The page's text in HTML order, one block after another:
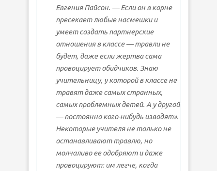
Евгения Пайсон. — Если он в корне
пресекает любые насмешки и
умеет создать партнерские
отношения в классе — травли не
будет, даже если жертва сама
провоцирует обидчиков. Знаю
учительницу, у которой в классе не
травят даже самых странных,
самых проблемных детей. А у другой
— постоянно кого-нибудь изводят».
Некоторые учителя не только не
останавливают травлю, но
молчаливо ее одобряют и даже
провоцируют: им легче, когда